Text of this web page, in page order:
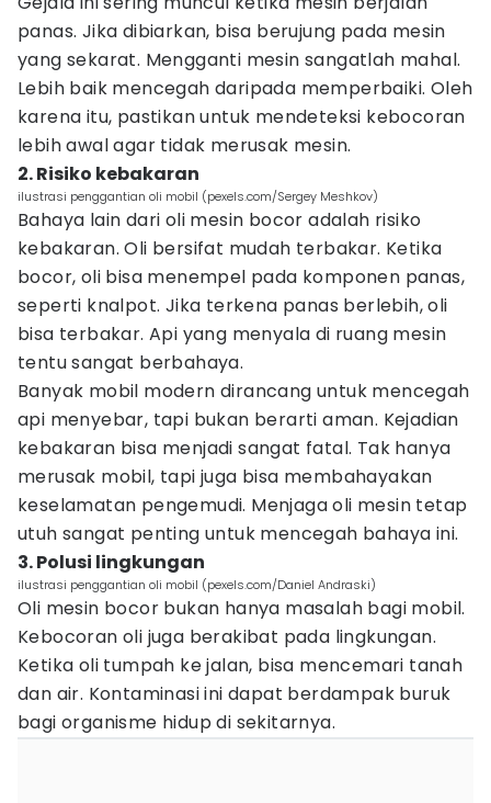
panas. Jika dibiarkan, bisa berujung pada mesin
yang sekarat. Mengganti mesin sangatlah mahal.
Lebih baik mencegah daripada memperbaiki. Oleh
karena itu, pastikan untuk mendeteksi kebocoran
lebih awal agar tidak merusak mesin.
2. Risiko kebakaran
ilustrasi penggantian oli mobil (pexels.com/Sergey Meshkov)
Bahaya lain dari oli mesin bocor adalah risiko
kebakaran. Oli bersifat mudah terbakar. Ketika
bocor, oli bisa menempel pada komponen panas,
seperti knalpot. Jika terkena panas berlebih, oli
bisa terbakar. Api yang menyala di ruang mesin
tentu sangat berbahaya.
Banyak mobil modern dirancang untuk mencegah
api menyebar, tapi bukan berarti aman. Kejadian
kebakaran bisa menjadi sangat fatal. Tak hanya
merusak mobil, tapi juga bisa membahayakan
keselamatan pengemudi. Menjaga oli mesin tetap
utuh sangat penting untuk mencegah bahaya ini.
3. Polusi lingkungan
ilustrasi penggantian oli mobil (pexels.com/Daniel Andraski)
Oli mesin bocor bukan hanya masalah bagi mobil.
Kebocoran oli juga berakibat pada lingkungan.
Ketika oli tumpah ke jalan, bisa mencemari tanah
dan air. Kontaminasi ini dapat berdampak buruk
bagi organisme hidup di sekitarnya.